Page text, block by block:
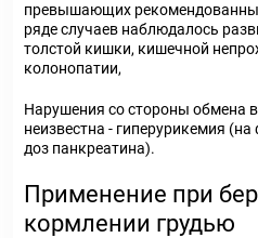
превышающих
ряде случаев наблюдалось
толстой кишки, кишечной
колонопатии,
Нарушения со стороны обмена
неизвестна - гиперурикемия
доз панкреатина).
Применение при
кормлении грудью